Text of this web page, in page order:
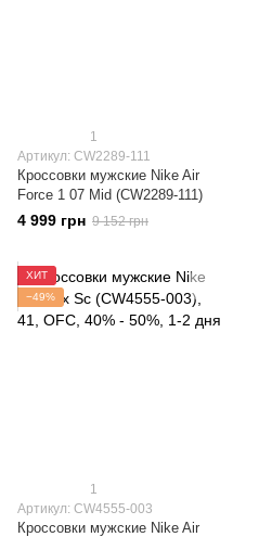
1
Артикул: CW2289-111
Кроссовки мужские Nike Air
Force 1 07 Mid (CW2289-111)
4 999 грн 9 152 грн
ХИТ
−49%
1
Артикул: CW4555-003
Кроссовки мужские Nike Air